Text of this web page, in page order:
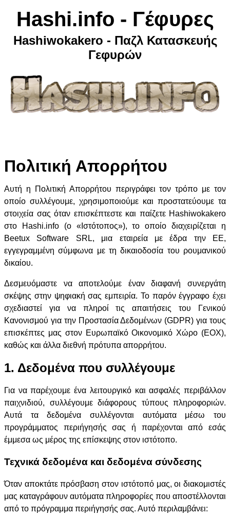
Hashi.info - Γέφυρες
Hashiwokakero - Παζλ Κατασκευής
Γεφυρών
Πολιτική Απορρήτου
Αυτή η Πολιτική Απορρήτου περιγράφει τον τρόπο με τον
οποίο συλλέγουμε, χρησιμοποιούμε και προστατεύουμε τα
στοιχεία σας όταν επισκέπτεστε και παίζετε Hashiwokakero
στο Hashi.info (ο «Ιστότοπος»), το οποίο διαχειρίζεται η
Beetux Software SRL, μια εταιρεία με έδρα την ΕΕ,
εγγεγραμμένη σύμφωνα με τη δικαιοδοσία του ρουμανικού
δικαίου.
Δεσμευόμαστε να αποτελούμε έναν διαφανή συνεργάτη
σκέψης στην ψηφιακή σας εμπειρία. Το παρόν έγγραφο έχει
σχεδιαστεί για να πληροί τις απαιτήσεις του Γενικού
Κανονισμού για την Προστασία Δεδομένων (GDPR) για τους
επισκέπτες μας στον Ευρωπαϊκό Οικονομικό Χώρο (ΕΟΧ),
καθώς και άλλα διεθνή πρότυπα απορρήτου.
1. Δεδομένα που συλλέγουμε
Για να παρέχουμε ένα λειτουργικό και ασφαλές περιβάλλον
παιχνιδιού, συλλέγουμε διάφορους τύπους πληροφοριών.
Αυτά τα δεδομένα συλλέγονται αυτόματα μέσω του
προγράμματος περιήγησής σας ή παρέχονται από εσάς
έμμεσα ως μέρος της επίσκεψης στον ιστότοπο.
Τεχνικά δεδομένα και δεδομένα σύνδεσης
Όταν αποκτάτε πρόσβαση στον ιστότοπό μας, οι διακομιστές
μας καταγράφουν αυτόματα πληροφορίες που αποστέλλονται
από το πρόγραμμα περιήγησής σας. Αυτό περιλαμβάνει: